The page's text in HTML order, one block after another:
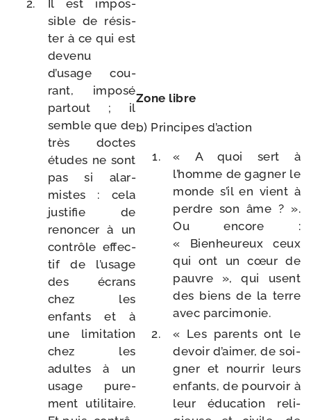
Il est impos­
sible de résis­
ter à ce qui est
deve­nu
d’usage cou­
rant, impo­sé
par­tout ; il
semble que de
très doctes
études ne sont
pas si alar­
mistes : cela
jus­ti­fie de
renon­cer à un
contrôle effec­
tif de l’usage
des écrans
chez les
enfants et à
une limi­ta­tion
chez les
adultes à un
usage pure­
ment uti­li­taire.
Zone libre
b) Principes d’action
« A quoi sert à
l’homme de gagner le
monde s’il en vient à
perdre son âme ? ».
Ou encore :
« Bienheureux ceux
qui ont un cœur de
pauvre », qui usent
des biens de la terre
avec parcimonie.
« Les parents ont le
devoir d’aimer, de soi­
gner et nour­rir leurs
enfants, de pour­voir à
leur édu­ca­tion reli­